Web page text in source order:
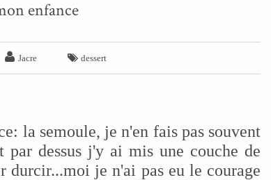
enfance
 Jacre  dessert
la semoule, je n'en fais pas souvent
dessus j'y ai mis une couche de
durcir...moi je n'ai pas eu le courage